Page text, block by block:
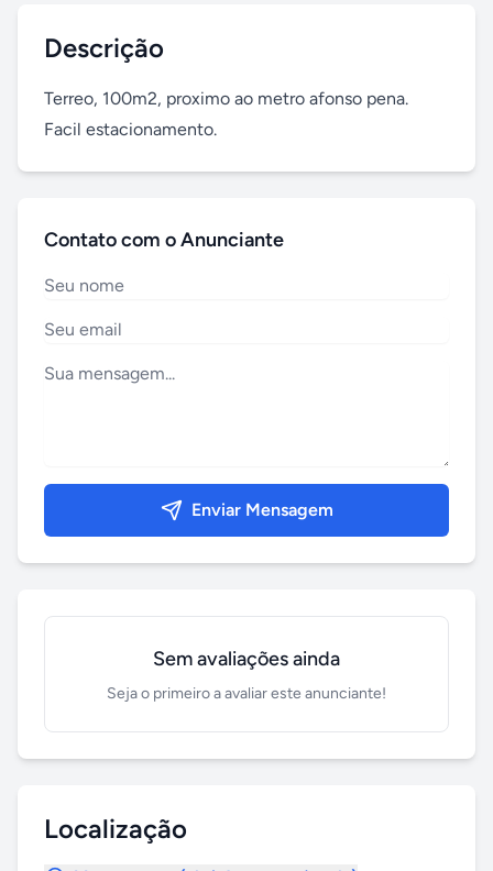
Descrição
Terreo, 100m2, proximo ao metro afonso pena.
Facil estacionamento.
Contato com o Anunciante
Enviar Mensagem
Sem avaliações ainda
Seja o primeiro a avaliar este anunciante!
Localização